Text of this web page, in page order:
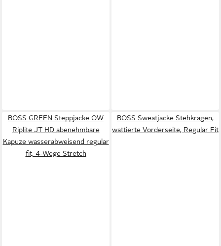
BOSS GREEN Steppjacke OW
Riplite JT HD abenehmbare
Kapuze wasserabweisend regular
fit, 4-Wege Stretch
BOSS Sweatjacke Stehkragen,
wattierte Vorderseite, Regular Fit